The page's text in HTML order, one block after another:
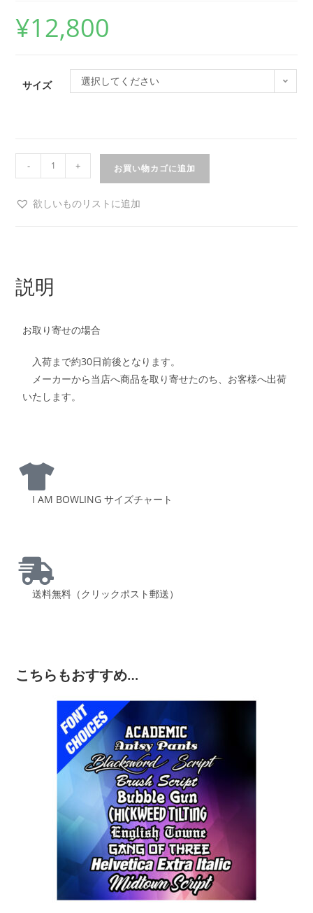
¥12,800
サイズ 選択してください
- + お買い物カゴに追加
欲しいものリストに追加
説明
お取り寄せの場合
入荷まで約30日前後となります。
メーカーから当店へ商品を取り寄せたのち、お客様へ出荷
いたします。
I AM BOWLING サイズチャート
送料無料（クリックポスト郵送）
こちらもおすすめ…